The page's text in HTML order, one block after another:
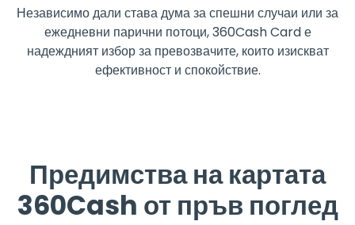
Независимо дали става дума за спешни случаи или за
ежедневни парични потоци, 360Cash Card е
надеждният избор за превозвачите, които изискват
ефективност и спокойствие.
Предимства на картата
360Cash от пръв поглед